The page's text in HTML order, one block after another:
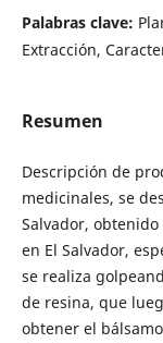
Palabras clave:
Extracción,
Resumen
Descripción de
medicinales, se
Salvador,
en El Salvador,
se realiza
de resina, que
obtener el